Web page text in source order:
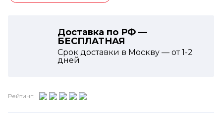
Доставка по РФ —
БЕСПЛАТНАЯ
Срок доставки в Москву — от1-2
дней
Рейтинг: